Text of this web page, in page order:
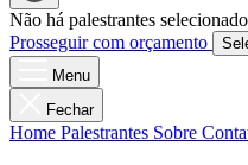
Não há palestrantes
Prosseguir com orçamento
Menu
Fechar
Home Palestrantes Sobre